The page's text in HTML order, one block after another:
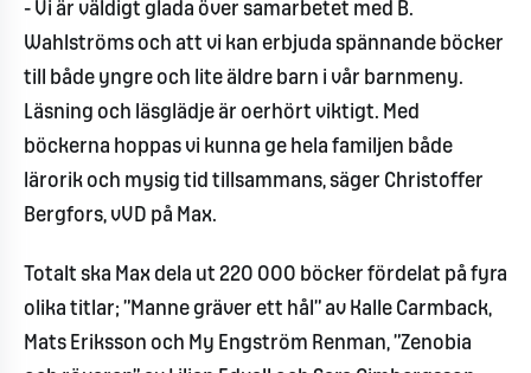
- Vi är väldigt glada över samarbetet med B.
Wahlströms och att vi kan erbjuda spännande böcker
till både yngre och lite äldre barn i vår barnmeny.
Läsning och läsglädje är oerhört viktigt. Med
böckerna hoppas vi kunna ge hela familjen både
lärorik och mysig tid tillsammans, säger Christoffer
Bergfors, vVD på Max.
Totalt ska Max dela ut 220 000 böcker fördelat på fyra
olika titlar; ”Manne gräver ett hål” av Kalle Carmback,
Mats Eriksson och My Engström Renman, ”Zenobia